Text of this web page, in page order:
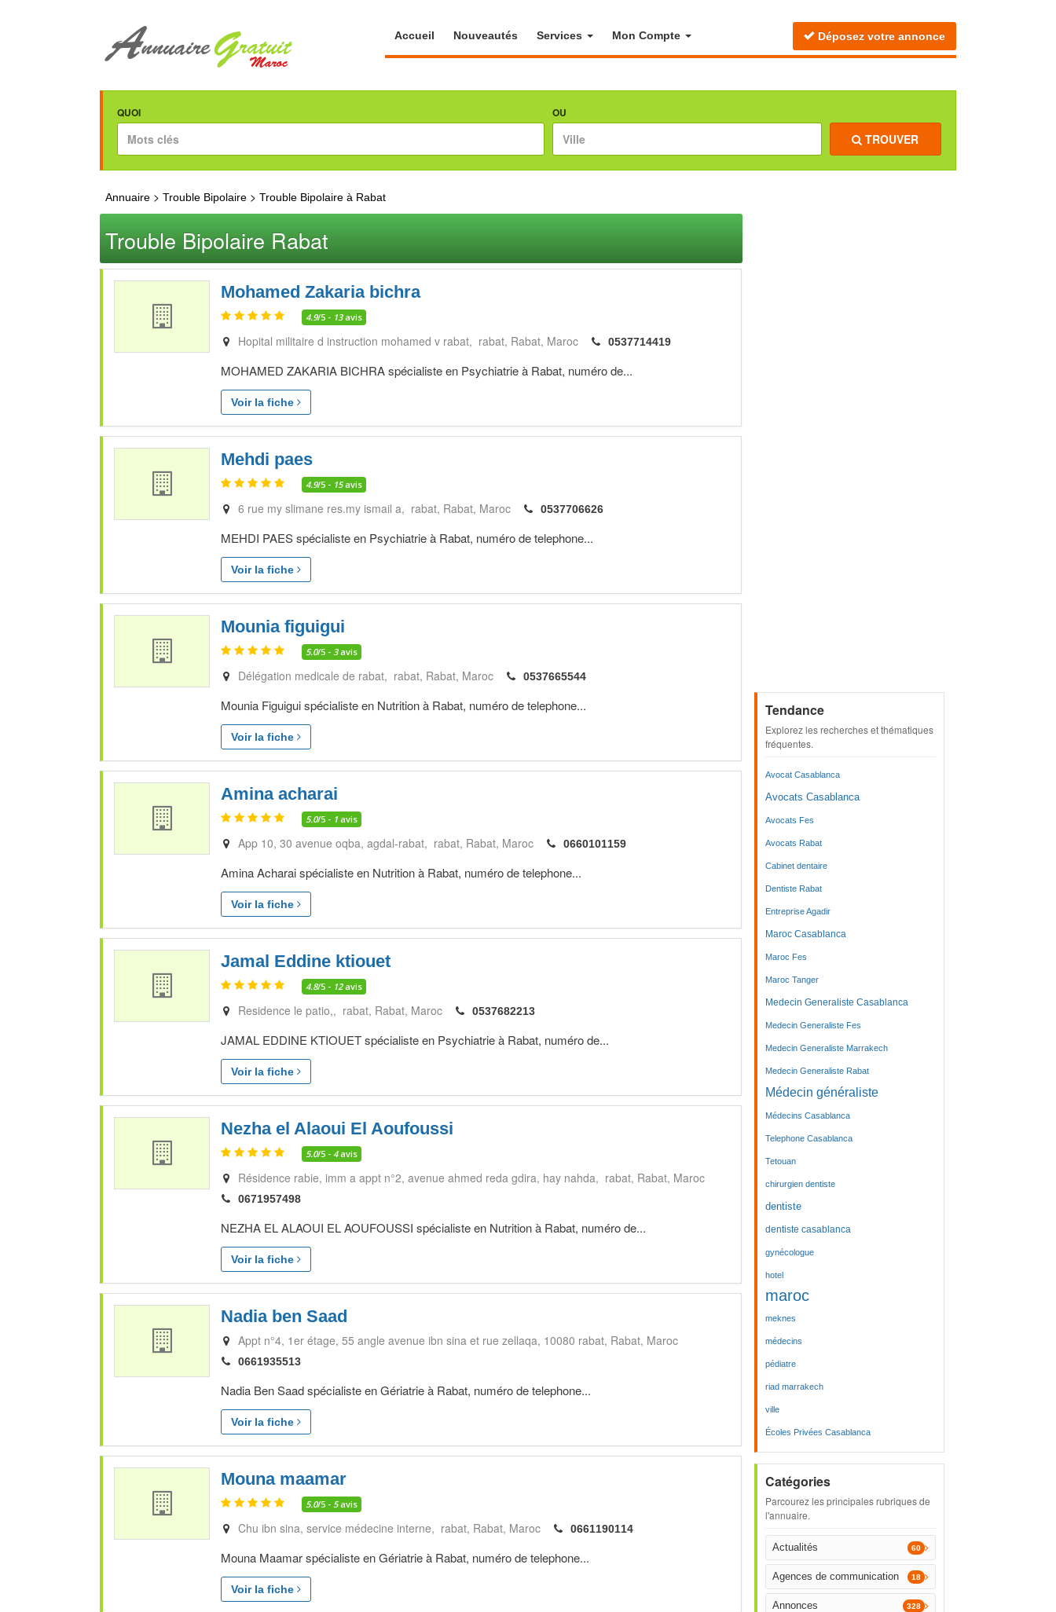
Accueil Nouveautés Services Mon Compte Déposez votre annonce
QUOI OU
TROUVER
Annuaire > Trouble Bipolaire > Trouble Bipolaire à Rabat
Trouble Bipolaire Rabat
Mohamed Zakaria bichra
4.9/5 - 13avis
Hopital militaire d instruction mohamed v rabat, rabat Rabat Maroc 0537714419
MOHAMED ZAKARIA BICHRA spécialiste en Psychiatrie à Rabat, numéro de...
Voir la fiche
Mehdi paes
4.9/5 - 15avis
6 rue my slimane res.my ismail a, rabat Rabat Maroc 0537706626
MEHDI PAES spécialiste en Psychiatrie à Rabat, numéro de telephone...
Voir la fiche
Mounia figuigui
5.0/5 - 3avis
Délégation medicale de rabat, rabat Rabat Maroc 0537665544
Mounia Figuigui spécialiste en Nutrition à Rabat, numéro de telephone...
Voir la fiche
Amina acharai
5.0/5 - 1 avis
App 10, 30 avenue oqba, agdal-rabat, rabat Rabat Maroc 0660101159
Amina Acharai spécialiste en Nutrition à Rabat, numéro de telephone...
Voir la fiche
Jamal Eddine ktiouet
4.8/5 - 12avis
Residence le patio,, rabat Rabat Maroc 0537682213
JAMAL EDDINE KTIOUET spécialiste en Psychiatrie à Rabat, numéro de...
Voir la fiche
Nezha el Alaoui El Aoufoussi
5.0/5 - 4avis
Résidence rabie, imm a appt n°2, avenue ahmed reda gdira, hay nahda, rabat Rabat Maroc
0671957498
NEZHA EL ALAOUI EL AOUFOUSSI spécialiste en Nutrition à Rabat, numéro de...
Voir la fiche
Nadia ben Saad
Appt n°4, 1er étage, 55 angle avenue ibn sina et rue zellaqa, 10080 rabat Rabat Maroc
0661935513
Nadia Ben Saad spécialiste en Gériatrie à Rabat, numéro de telephone...
Voir la fiche
Mouna maamar
5.0/5 - 5avis
Chu ibn sina, service médecine interne, rabat Rabat Maroc 0661190114
Mouna Maamar spécialiste en Gériatrie à Rabat, numéro de telephone...
Voir la fiche
Tendance
Explorez les recherches et thématiques
fréquentes.
Avocat Casablanca
Avocats Casablanca
Avocats Fes
Avocats Rabat
Cabinet dentaire
Dentiste Rabat
Entreprise Agadir
Maroc Casablanca
Maroc Fes
Maroc Tanger
Medecin Generaliste Casablanca
Medecin Generaliste Fes
Medecin Generaliste Marrakech
Medecin Generaliste Rabat
Médecin généraliste
Médecins Casablanca
Telephone Casablanca
Tetouan
chirurgien dentiste
dentiste
dentiste casablanca
gynécologue
hotel
maroc
meknes
médecins
pédiatre
riad marrakech
ville
Écoles Privées Casablanca
Catégories
Parcourez les principales rubriques de
l'annuaire.
Actualités 60
Agences de communication 18
Annonces 328